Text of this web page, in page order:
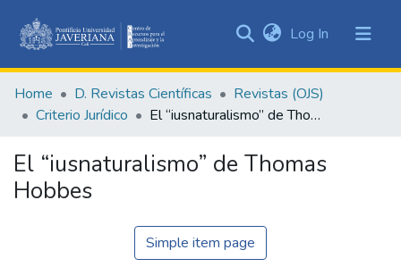
&
Collections
Statistics
Log In (current)
Home D. Revistas Científicas
Revistas (OJS)
Criterio Jurídico
El “iusnaturalismo” de Thomas Hobbes
El “iusnaturalismo” de Thomas
Hobbes
Simple item page